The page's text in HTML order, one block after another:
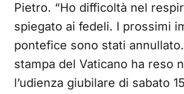
Pietro. “Ho difficoltà nel
spiegato ai fedeli. I prossimi
pontefice sono stati
stampa del Vaticano ha reso
l’udienza giubilare di sabato